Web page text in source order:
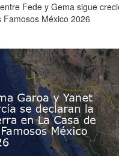
Fede y Gema sigue
México 2026